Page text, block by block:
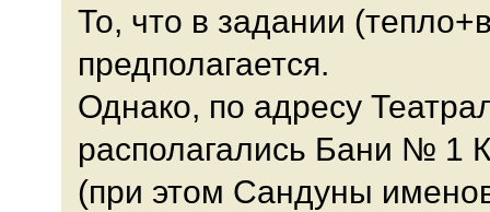
То, что в задании
предполагается.
Однако, по адресу
располагались Бани № 1
(при этом Сандуны